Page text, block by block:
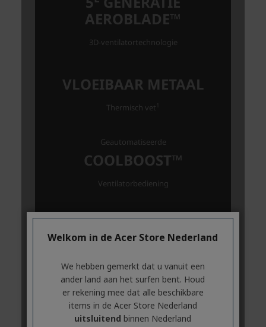
Welkom in de Acer Store Nederland
We hebben gemerkt dat u vanuit een
ander land aan het surfen bent. Houd
er rekening mee dat alle beschikbare
items in de Acer Store Nederland
uitsluitend binnen Nederland